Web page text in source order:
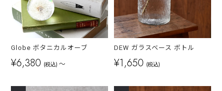
Globe ボタニカルオーブ
¥6,380 (税込) ～
DEW ガラスベース ボトル
¥1,650 (税込)